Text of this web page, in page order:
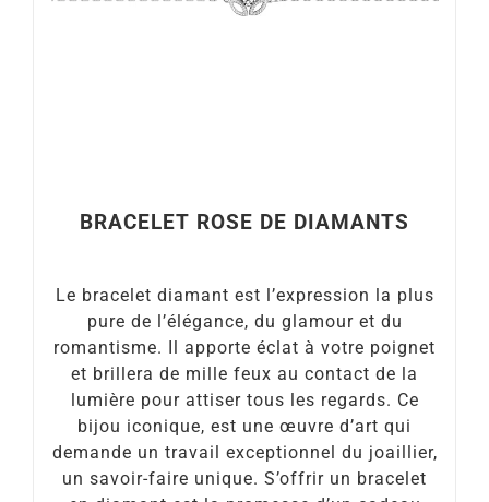
BRACELET ROSE DE DIAMANTS
Le bracelet diamant est l’expression la plus
pure de l’élégance, du glamour et du
romantisme. Il apporte éclat à votre poignet
et brillera de mille feux au contact de la
lumière pour attiser tous les regards. Ce
bijou iconique, est une œuvre d’art qui
demande un travail exceptionnel du joaillier,
un savoir-faire unique. S’offrir un bracelet